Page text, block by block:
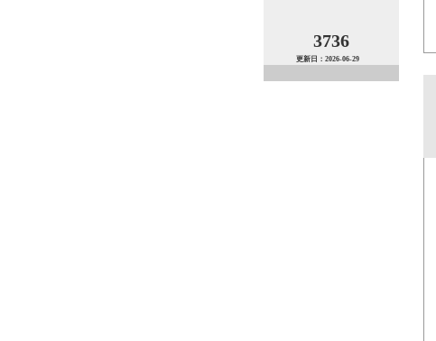
3736
更新日：2026-06-29